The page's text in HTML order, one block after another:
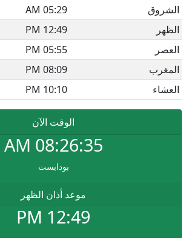
الشروق
05:29 AM
الظهر
12:49 PM
العصر
05:55 PM
المغرب
08:09 PM
العشاء
10:10 PM
الوقت الآن
08:26:35
AM
بودابست
موعد أذان الظهر
12:49 PM